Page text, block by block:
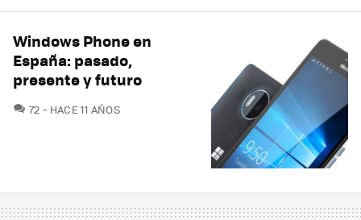
Windows Phone en
España: pasado,
presente y futuro
72 COMENTARIOS
HACE 11 AÑOS